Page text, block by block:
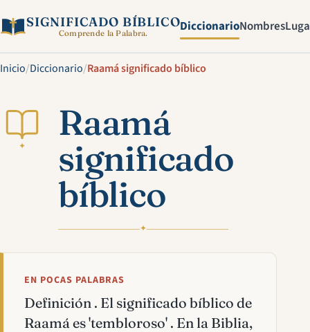
SIGNIFICADO BÍBLICO
Comprende la Palabra. DiccionarioNombres
Inicio/Diccionario/Raamá significado bíblico
✦
Raamá
significado
bíblico
✦
EN POCAS PALABRAS
Definición . El significado bíblico de
Raamá es 'tembloroso' . En la Biblia,